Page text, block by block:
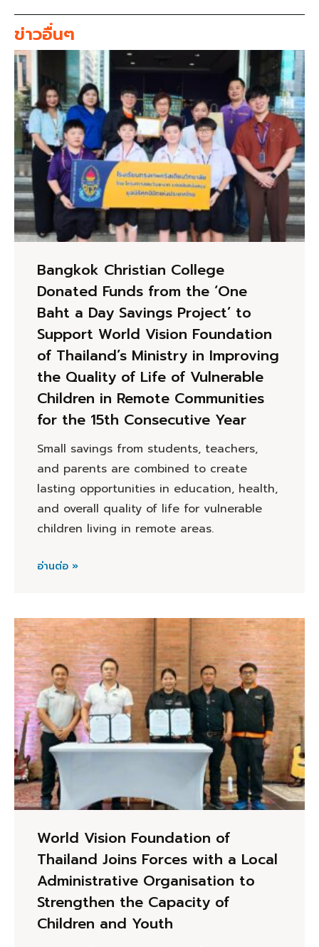
ข่าวอื่นๆ
Bangkok Christian College
Donated Funds from the ‘One
Baht a Day Savings Project’ to
Support World Vision Foundation
of Thailand’s Ministry in Improving
the Quality of Life of Vulnerable
Children in Remote Communities
for the 15th Consecutive Year
Small savings from students, teachers,
and parents are combined to create
lasting opportunities in education, health,
and overall quality of life for vulnerable
children living in remote areas.
อ่านต่อ »
World Vision Foundation of
Thailand Joins Forces with a Local
Administrative Organisation to
Strengthen the Capacity of
Children and Youth